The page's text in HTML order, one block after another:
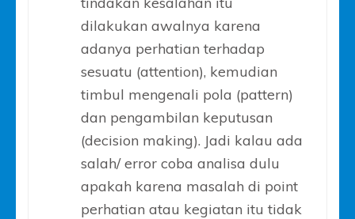
dilakukan awalnya karena
adanya perhatian terhadap
sesuatu (attention), kemudian
timbul mengenali pola (pattern)
dan pengambilan keputusan
(decision making). Jadi kalau ada
salah/ error coba analisa dulu
apakah karena masalah di point
perhatian atau kegiatan itu tidak